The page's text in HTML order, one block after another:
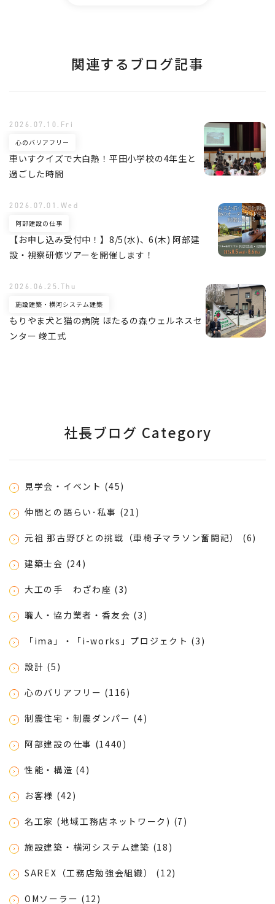
関連するブログ記事
車いすクイズで大白熱！平田小学校の4年生と
過ごした時間
心のバリアフリー
2026.07.10.Fri
【お申し込み受付中！】8/5(水)、6(木) 阿部建
設・視察研修ツアーを開催します！
阿部建設の仕事
2026.07.01.Wed
もりやま犬と猫の病院 ほたるの森ウェルネスセ
ンター 竣工式
施設建築・横河システム建築
2026.06.25.Thu
社長ブログ Category
見学会・イベント (45)
仲間との語らい･私事 (21)
元祖 那古野びとの挑戦（車椅子マラソン奮闘記） (6)
建築士会 (24)
大工の手 わざわ座 (3)
職人・協力業者・香友会 (3)
「ima」・「i-works」プロジェクト (3)
設計 (5)
心のバリアフリー (116)
制震住宅・制震ダンパー (4)
阿部建設の仕事 (1440)
性能・構造 (4)
お客様 (42)
名工家 (地域工務店ネットワーク) (7)
施設建築・横河システム建築 (18)
SAREX（工務店勉強会組織） (12)
OMソーラー (12)